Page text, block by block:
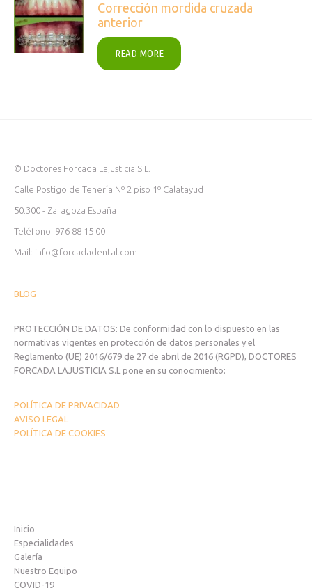
Corrección mordida cruzada
anterior
READ MORE
© Doctores Forcada Lajusticia S.L.
Calle Postigo de Tenería Nº 2 piso 1º Calatayud
50.300 - Zaragoza España
Teléfono: 976 88 15 00
Mail: info@forcadadental.com
BLOG
PROTECCIÓN DE DATOS: De conformidad con lo dispuesto en las
normativas vigentes en protección de datos personales y el
Reglamento (UE) 2016/679 de 27 de abril de 2016 (RGPD), DOCTORES
FORCADA LAJUSTICIA S.L pone en su conocimiento:
POLÍTICA DE PRIVACIDAD
AVISO LEGAL
POLÍTICA DE COOKIES
Inicio
Especialidades
Galería
Nuestro Equipo
COVID-19